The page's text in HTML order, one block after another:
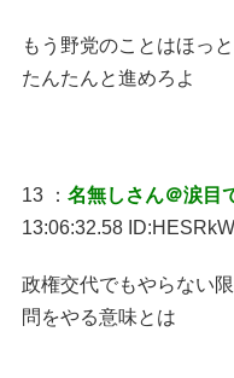
もう野党のことはほっ
たんたんと進めろよ
13 ： 名無しさん＠涙目
13:06:32.58
政権交代でもやらない
問をやる意味とは